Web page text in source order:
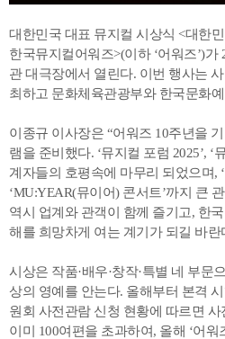
대한민국 대표 뮤지컬 시상식 <대한
한국뮤지컬어워즈>(이하 ‘어워즈’)가
관 대극장에서 열린다. 이번 행사는
최하고 문화체육관광부와 한국문화
이종규 이사장은 “어워즈 10주년을
램을 준비했다. ‘뮤지컬 포럼 2025’, ‘
계자들의 호평속에 마무리 되었으며,
‘MU:YEAR(뮤이어) 콘서트’까지 큰
역시 업계와 관객이 함께 즐기고, 한
해를 희망차게 여는 계기가 되길 바란
시상은 작품·배우·창작·특별 네 부문
상의 영예를 안는다. 올해부터 본격
원회 사전관람 신청 현황에 따르면 사
이미 100여편을 초과하여, 올해 ‘어